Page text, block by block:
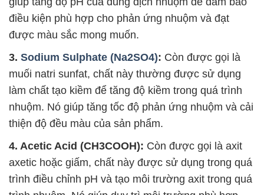
điều kiện phù hợp cho phản ứng nhuộm và đạt
được màu sắc mong muốn.
3. Sodium Sulphate (Na2SO4): Còn được gọi là
muối natri sunfat, chất này thường được sử dụng
làm chất tạo kiềm để tăng độ kiềm trong quá trình
nhuộm. Nó giúp tăng tốc độ phản ứng nhuộm và cải
thiện độ đều màu của sản phẩm.
4. Acetic Acid (CH3COOH): Còn được gọi là axit
axetic hoặc giấm, chất này được sử dụng trong quá
trình điều chỉnh pH và tạo môi trường axit trong quá